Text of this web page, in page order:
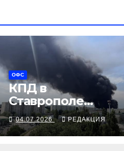
ОФС
КПД в
Ставрополе
парализовал
крупнейший
технопарк
04.07.2026 РЕДАКЦИЯ